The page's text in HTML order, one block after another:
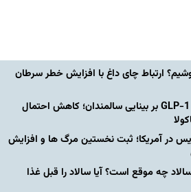
ارتباط چای داغ با افزایش خطر سرطان
تاثیر داروهای لاغری GLP-1 بر بینایی سالمندان؛ کاهش احتمال
در آمریکا؛ ثبت نخستین مرگ ها و افزایش
چه موقع است؟ آیا سالاد را قبل غذا